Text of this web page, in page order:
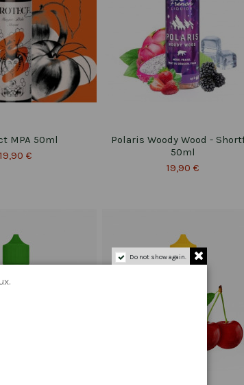
MPA 50ml
19,90 €
Polaris Woody Wood -
50ml
19,90 €
Do not show again.